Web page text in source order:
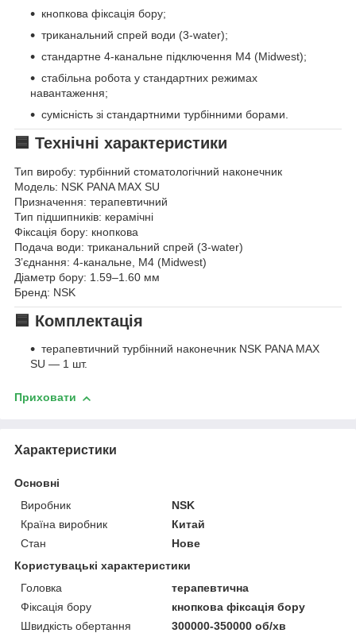
кнопкова фіксація бору;
триканальний спрей води (3-water);
стандартне 4-канальне підключення M4 (Midwest);
стабільна робота у стандартних режимах
навантаження;
сумісність зі стандартними турбінними борами.
🟦 Технічні характеристики
Тип виробу: турбінний стоматологічний наконечник
Модель: NSK PANA MAX SU
Призначення: терапевтичний
Тип підшипників: керамічні
Фіксація бору: кнопкова
Подача води: триканальний спрей (3-water)
З’єднання: 4-канальне, M4 (Midwest)
Діаметр бору: 1.59–1.60 мм
Бренд: NSK
🟦 Комплектація
терапевтичний турбінний наконечник NSK PANA MAX
SU — 1 шт.
Приховати
Характеристики
Основні
Виробник
NSK
Країна виробник
Китай
Стан
Нове
Користувацькі характеристики
Головка
терапевтична
Фіксація бору
кнопкова фіксація бору
Швидкість обертання
300000-350000 об/хв